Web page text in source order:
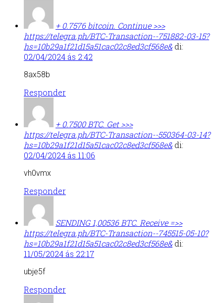
+ 0.7576 bitсоin. Continue >>>
https://telegra.ph/BTC-Transaction--751882-03-15?
hs=10b29a1f21d15a51cac02c8ed3cf568e& di:
02/04/2024 ás 2:42
8ax58b
Responder
+ 0.7500 BТС. Get >>>
https://telegra.ph/BTC-Transaction--550364-03-14?
hs=10b29a1f21d15a51cac02c8ed3cf568e& di:
02/04/2024 ás 11:06
vh0vmx
Responder
SЕNDING 1,00536 ВТС. Receive =>>
https://telegra.ph/BTC-Transaction--745515-05-10?
hs=10b29a1f21d15a51cac02c8ed3cf568e& di:
11/05/2024 ás 22:17
ubje5f
Responder